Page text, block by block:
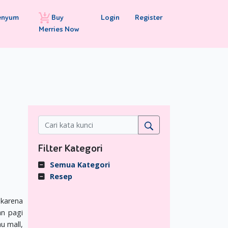
Buy
Merries Now
Login Register
pagi
mall,
Filter Kategori
Semua Kategori
Resep